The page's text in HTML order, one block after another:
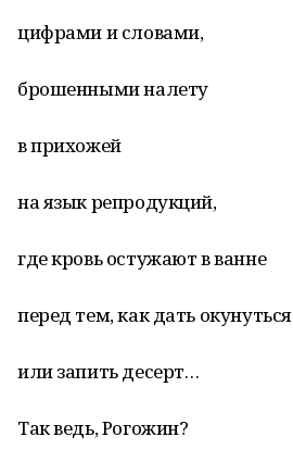
цифрами и словами,
брошенными налету
в прихожей
на язык репродукций,
где кровь остужают в ванне
перед тем, как дать окунуться
или запить десерт…
Так ведь, Рогожин?